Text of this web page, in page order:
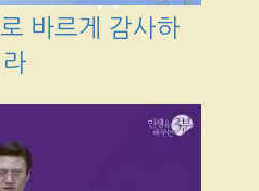
바르게 감사하
라